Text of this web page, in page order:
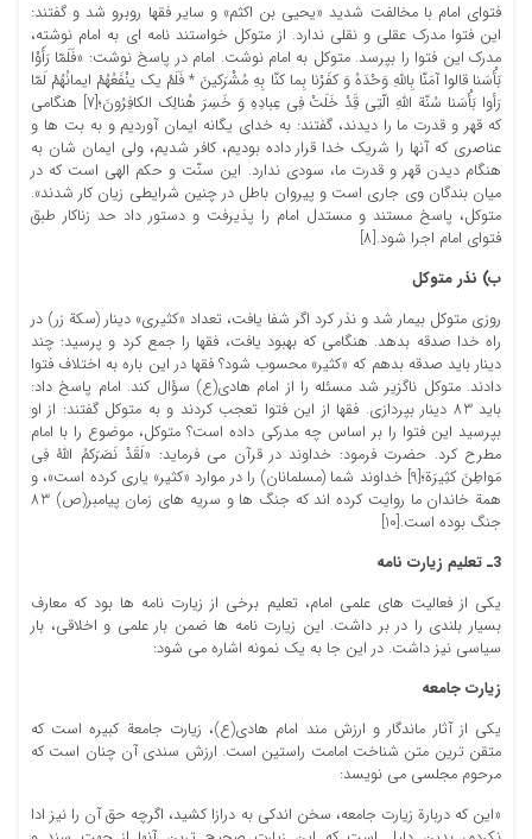
فتوای امام با مخالفت شدید «یحیی بن اکثم» و سایر فقها روبرو شد و گفتند:
این فتوا مدرک عقلی و نقلی ندارد. از متوکل خواستند نامه ای به امام نوشته،
مدرک این فتوا را بپرسد. متوکل به امام نوشت. امام در پاسخ نوشت: «فَلَمّا رَأَوْا
بَأْسَنا قالوا آمَنّا بِاللهِ وَحْدَهُ وَ کفَرْنا بِما کنّا بِهِ مُشْرَکینَ * فَلَمْ یک ینْفَعُهُمْ ایمانُهُمْ لَمّا
رَأوا بَأْسَنا سُنّة اللهِ الّتِی قَِدْ خَلَتْ فِی عِبادِهِ وَ خَسِرَ هُنالِک الکافِرُونَ؛[7] هنگامی
که قهر و قدرت ما را دیدند، گفتند: به خدای یگانه ایمان آوردیم و به بت ها و
عناصری که آنها را شریک خدا قرار داده بودیم، کافر شدیم، ولی ایمان شان به
هنگام دیدن قهر و قدرت ما، سودی ندارد. این سنّت و حکم الهی است که در
میان بندگان وی جاری است و پیروان باطل در چنین شرایطی زیان کار شدند».
متوکل، پاسخ مستند و مستدل امام را پذیرفت و دستور داد حد زناکار طبق
فتوای امام اجرا شود.[8]
ب) نذر متوکل
روزی متوکل بیمار شد و نذر کرد اگر شفا یافت، تعداد «کثیری» دینار (سکة زر) در
راه خدا صدقه بدهد. هنگامی که بهبود یافت، فقها را جمع کرد و پرسید: چند
دینار باید صدقه بدهم که «کثیر» محسوب شود؟ فقها در این باره به اختلاف فتوا
دادند. متوکل ناگزیر شد مسئله را از امام هادی(ع) سؤال کند. امام پاسخ داد:
باید 83 دینار بپردازی. فقها از این فتوا تعجب کردند و به متوکل گفتند: از او
بپرسید این فتوا را بر اساس چه مدرکی داده است؟ متوکل، موضوع را با امام
مطرح کرد. حضرت فرمود: خداوند در قرآن می فرماید: «لَقَدْ نَصَرَکمُ اللهُ فِی
مَواطِنَ کثِیرَة؛[9] خداوند شما (مسلمانان) را در موارد «کثیر» یاری کرده است»، و
همة خاندان ما روایت کرده اند که جنگ ها و سریه های زمان پیامبر(ص) 83
جنگ بوده است.[10]
3ـ تعلیم زیارت نامه
یکی از فعالیت های علمی امام، تعلیم برخی از زیارت نامه ها بود که معارف
بسیار بلندی را در بر داشت. این زیارت نامه ها ضمن بار علمی و اخلاقی، بار
سیاسی نیز داشت. در این جا به یک نمونه اشاره می شود:
زیارت جامعه
یکی از آثار ماندگار و ارزش مند امام هادی(ع)، زیارت جامعة کبیره است که
متقن ترین متن شناخت امامت راستین است. ارزش سندی آن چنان است که
مرحوم مجلسی می نویسد:
«این که دربارة زیارت جامعه، سخن اندکی به درازا کشید، اگرچه حق آن را نیز ادا